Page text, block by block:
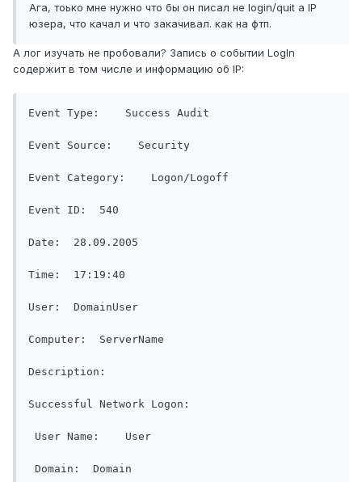
Ага, тоько мне нужно что бы он писал не login/quit а IP
юзера, что качал и что закачивал. как на фтп.
А лог изучать не пробовали? Запись о событии LogIn
содержит в том числе и информацию об IP:
Event Type:    Success Audit
Event Source:    Security
Event Category:    Logon/Logoff
Event ID:  540
Date:  28.09.2005
Time:  17:19:40
User:  DomainUser
Computer:  ServerName
Description:
Successful Network Logon:
User Name:    User
Domain:  Domain